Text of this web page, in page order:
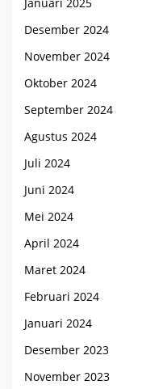
Januari 2025
Desember 2024
November 2024
Oktober 2024
September 2024
Agustus 2024
Juli 2024
Juni 2024
Mei 2024
April 2024
Maret 2024
Februari 2024
Januari 2024
Desember 2023
November 2023